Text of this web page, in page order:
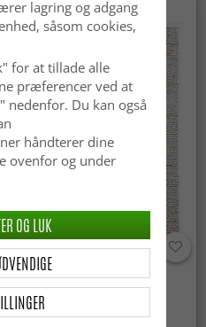
Uldtæppe - Avafors Wool
Bubble (natural)
lagring og adgang
såsom cookies,
for at tillade alle
præferencer ved at
nedenfor. Du kan også
håndterer dine
ovenfor og under
OG LUK